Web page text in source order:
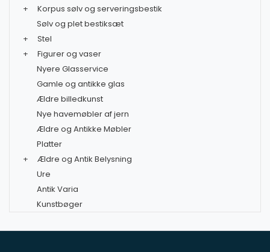
+
Korpus sølv og serveringsbestik
Sølv og plet bestiksæt
+
Stel
+
Figurer og vaser
Nyere Glasservice
Gamle og antikke glas
Ældre billedkunst
Nye havemøbler af jern
Ældre og Antikke Møbler
Platter
+
Ældre og Antik Belysning
Ure
Antik Varia
Kunstbøger